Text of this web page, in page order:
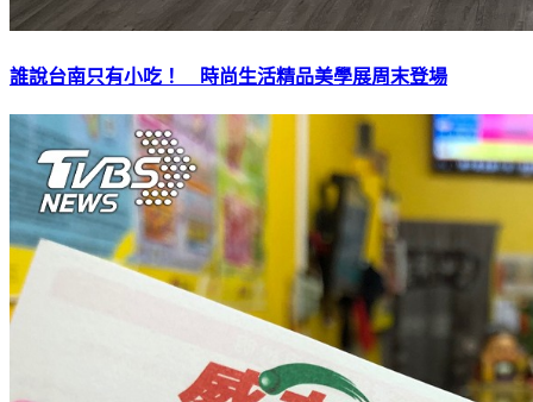
誰說台南只有小吃！ 時尚生活精品美學展周末登場